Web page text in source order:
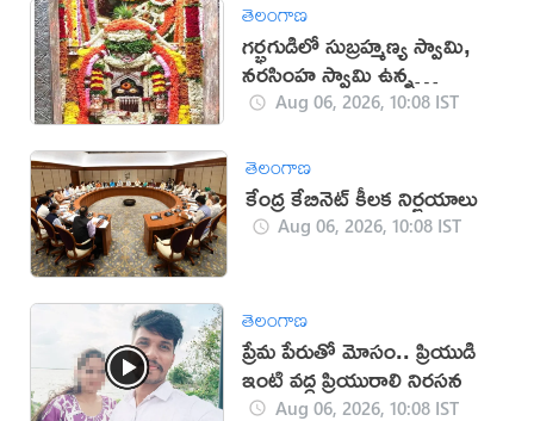
తెలంగాణ
గర్భగుడిలో సుబ్రహ్మణ్య స్వామి,
నరసింహ స్వామి ఉన్న
దేవాలయం ఇదే
Aug 06, 2026, 10:08 IST
తెలంగాణ
కేంద్ర కేబినెట్ కీలక నిర్ణయాలు
Aug 06, 2026, 10:08 IST
తెలంగాణ
ప్రేమ పేరుతో మోసం.. ప్రియుడి
ఇంటి వద్ద ప్రియురాలి నిరసన
Aug 06, 2026, 10:08 IST